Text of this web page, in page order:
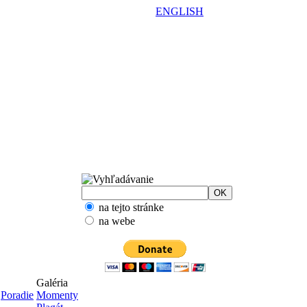
ENGLISH
Poradie
Galéria
Momenty
na tejto stránke
na webe